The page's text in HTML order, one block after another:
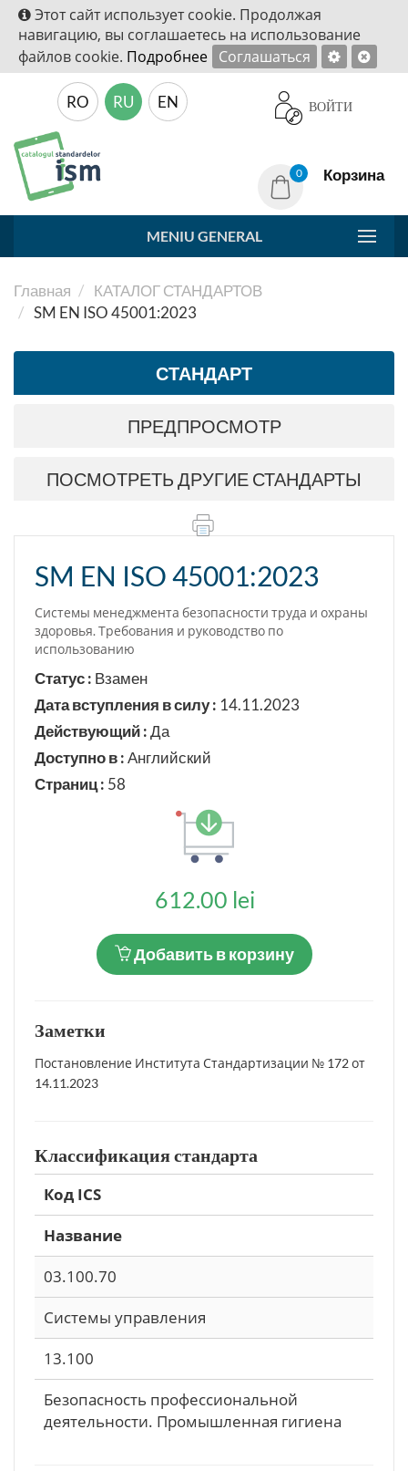
Этот сайт использует cookie. Продолжая
навигацию, вы соглашаетесь на использование
файлов cookie. Подробнее Соглашаться
ВОЙТИ
RO RU EN
0 Корзина
MENIU GENERAL
Главная
КАТАЛОГ СТАНДАРТОВ
SM EN ISO 45001:2023
СТАНДАРТ
ПРЕДПРОСМОТР
ПОСМОТРЕТЬ ДРУГИЕ СТАНДАРТЫ
SM EN ISO 45001:2023
Системы менеджмента безопасности труда и охраны
здоровья. Требования и руководство по
использованию
Статус : Взамен
Дата вступления в силу : 14.11.2023
Действующий :Да
Доступно в :Английский
Страниц : 58
612.00 lei
Добавить в корзину
Заметки
Постановление Института Стандартизации № 172 от
14.11.2023
Классификация стандарта
Код ICS
Название
03.100.70
Системы управления
13.100
Безопасность профессиональной
деятельности. Промышленная гигиена